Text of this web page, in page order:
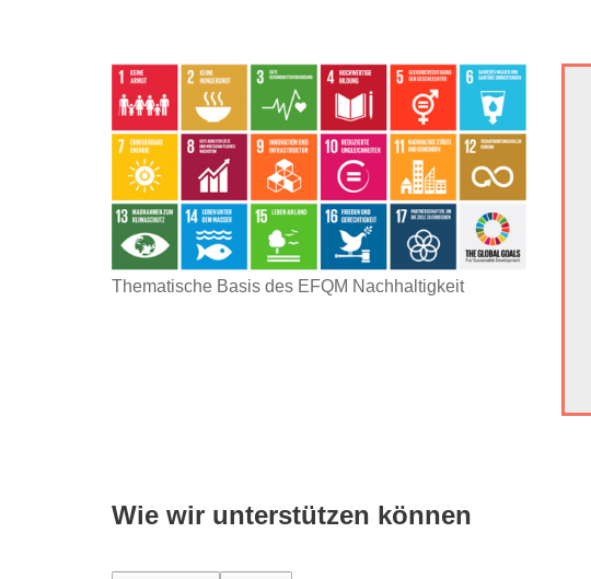
Thematische Basis des EFQM Nachhaltigkeit
Wie wir unterstützen können